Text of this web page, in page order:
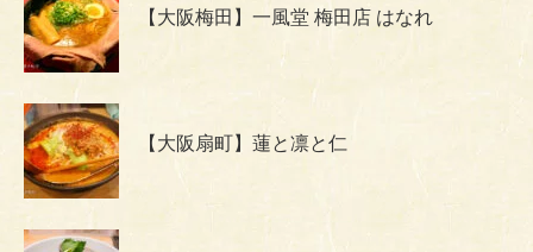
【大阪梅田】一風堂 梅田店 はなれ
【大阪扇町】蓮と凛と仁